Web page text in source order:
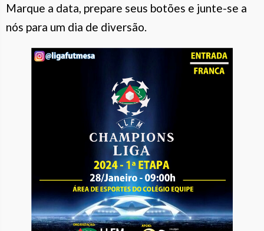
Marque a data, prepare seus botões e junte-se a
nós para um dia de diversão.